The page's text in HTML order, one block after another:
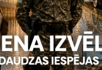
un protokola